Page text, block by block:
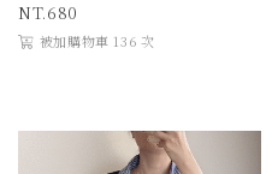
680
被加購物車 136 次